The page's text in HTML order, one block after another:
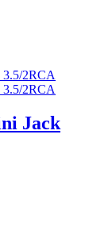
Jack